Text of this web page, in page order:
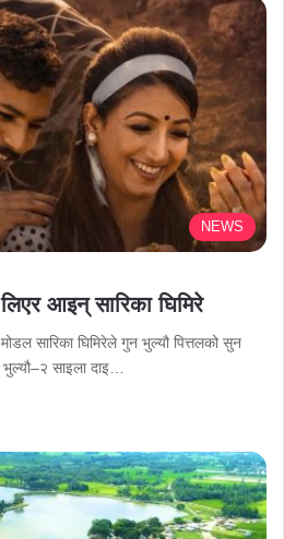
NEWS
आइन् सारिका घिमिरे
सारिका घिमिरेले गुन भुल्यौ पित्तलको सुन
साइला दाइ…